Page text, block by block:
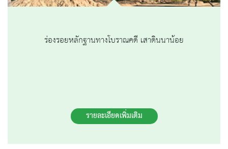
ร่องรอยหลักฐานทางโบราณคดี เสาดินนาน้อย
รายละเอียดเพิ่มเติม